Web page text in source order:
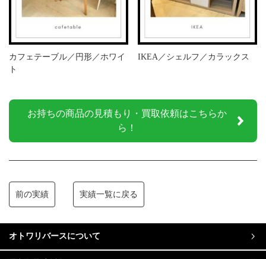
カフェテーブル／円形／ホワイ
ト
IKEA／シェルフ／カラックス
お持ちの商品の見積もり・買取依頼はこちらか
ら！
前の実績 実績一覧に戻る
オトワリバースについて